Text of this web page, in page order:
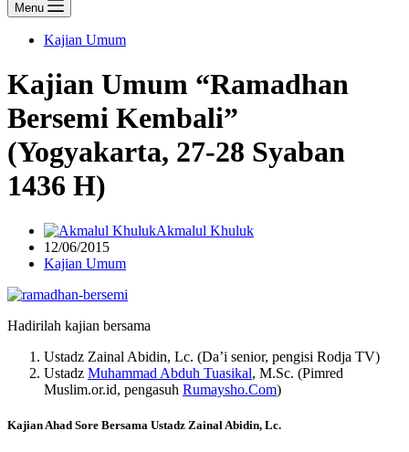
Menu
Kajian Umum
Kajian Umum “Ramadhan
Bersemi Kembali”
(Yogyakarta, 27-28 Syaban
1436 H)
Akmalul Khuluk
12/06/2015
Kajian Umum
Hadirilah kajian bersama
Ustadz Zainal Abidin, Lc. (Da’i senior, pengisi Rodja TV)
Ustadz Muhammad Abduh Tuasikal, M.Sc. (Pimred
Muslim.or.id, pengasuh Rumaysho.Com)
Kajian Ahad Sore Bersama Ustadz Zainal Abidin, Lc.